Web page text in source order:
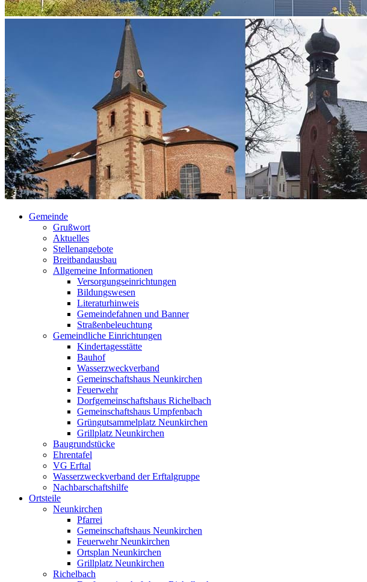
Gemeinde
Grußwort
Aktuelles
Stellenangebote
Breitbandausbau
Allgemeine Informationen
Versorgungseinrichtungen
Bildungswesen
Literaturhinweis
Gemeindefahnen und Banner
Straßenbeleuchtung
Gemeindliche Einrichtungen
Kindertagesstätte
Bauhof
Wasserzweckverband
Gemeinschaftshaus Neunkirchen
Feuerwehr
Dorfgemeinschaftshaus Richelbach
Gemeinschaftshaus Umpfenbach
Grüngutsammelplatz Neunkirchen
Grillplatz Neunkirchen
Baugrundstücke
Ehrentafel
VG Erftal
Wasserzweckverband der Erftalgruppe
Nachbarschaftshilfe
Ortsteile
Neunkirchen
Pfarrei
Gemeinschaftshaus Neunkirchen
Feuerwehr Neunkirchen
Ortsplan Neunkirchen
Grillplatz Neunkirchen
Richelbach